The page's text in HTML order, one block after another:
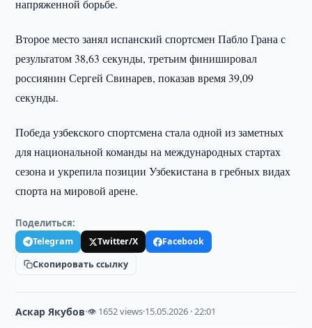
напряженной борьбе.
Второе место занял испанский спортсмен Пабло Грана с
результатом 38,63 секунды, третьим финишировал
россиянин Сергей Свинарев, показав время 39,09
секунды.
Победа узбекского спортсмена стала одной из заметных
для национальной команды на международных стартах
сезона и укрепила позиции Узбекистана в гребных видах
спорта на мировой арене.
Поделиться:
Telegram Twitter/X
Facebook
Скопировать ссылку
Аскар Якубов·👁 1652 views·15.05.2026 · 22:01